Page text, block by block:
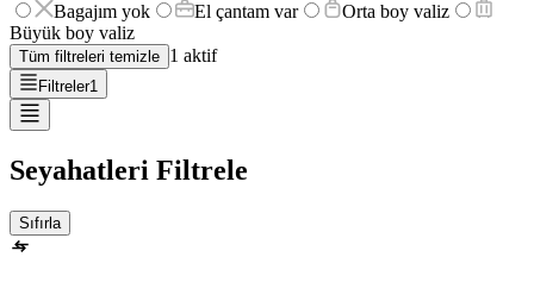
Bagajım yok El çantam var
Orta boy valiz
Büyük boy valiz
Tüm filtreleri temizle 1 aktif
Filtreler1
Seyahatleri Filtrele
Sıfırla